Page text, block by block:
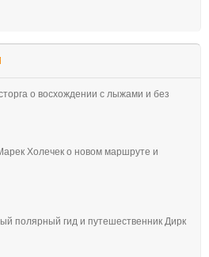
о восхождении с лыжами и без
Холечек о новом маршруте и
полярный гид и путешественник Дирк